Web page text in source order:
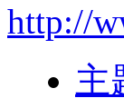
http://
主